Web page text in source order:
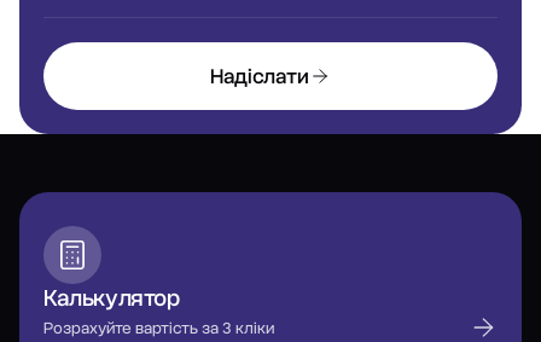
Надіслати
Калькулятор
Розрахуйте вартість за 3 кліки